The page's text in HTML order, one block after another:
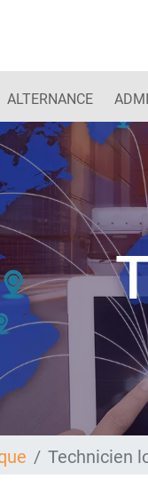
ALTERNANCE
Technicien